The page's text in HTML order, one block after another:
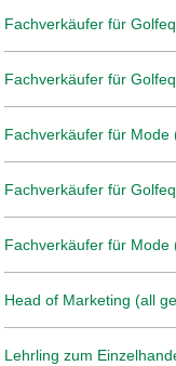
Fachverkäufer für
Fachverkäufer für
Fachverkäufer für
Fachverkäufer für
Fachverkäufer für
Head of Marketing (all
Lehrling zum